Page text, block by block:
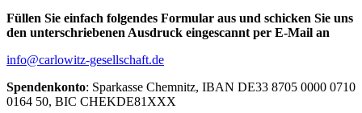
Füllen Sie einfach folgendes Formular aus und schicken Sie uns
den unterschriebenen Ausdruck eingescannt per E-Mail an
info@carlowitz-gesellschaft.de
Spendenkonto: Sparkasse Chemnitz, IBAN DE33 8705 0000 0710
0164 50, BIC CHEKDE81XXX